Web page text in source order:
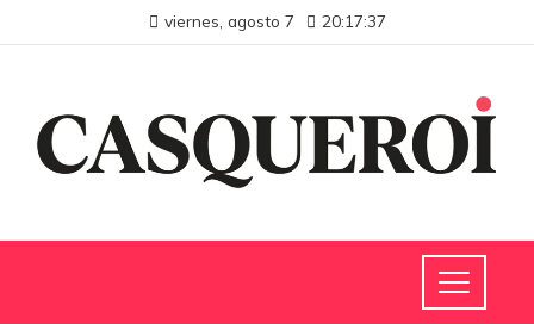
viernes, agosto 7 20:17:38